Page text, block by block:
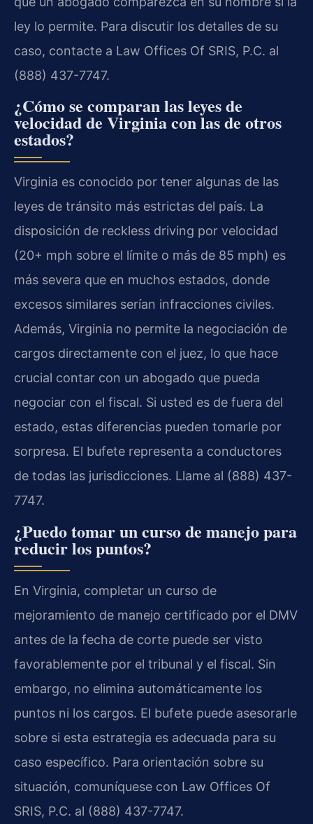
ley lo permite. Para discutir los detalles de su
caso, contacte a Law Offices Of SRIS, P.C. al
(888) 437-7747.
¿Cómo se comparan las leyes de
velocidad de Virginia con las de otros
estados?
Virginia es conocido por tener algunas de las
leyes de tránsito más estrictas del país. La
disposición de reckless driving por velocidad
(20+ mph sobre el límite o más de 85 mph) es
más severa que en muchos estados, donde
excesos similares serían infracciones civiles.
Además, Virginia no permite la negociación de
cargos directamente con el juez, lo que hace
crucial contar con un abogado que pueda
negociar con el fiscal. Si usted es de fuera del
estado, estas diferencias pueden tomarle por
sorpresa. El bufete representa a conductores
de todas las jurisdicciones. Llame al (888) 437-
7747.
¿Puedo tomar un curso de manejo para
reducir los puntos?
En Virginia, completar un curso de
mejoramiento de manejo certificado por el DMV
antes de la fecha de corte puede ser visto
favorablemente por el tribunal y el fiscal. Sin
embargo, no elimina automáticamente los
puntos ni los cargos. El bufete puede asesorarle
sobre si esta estrategia es adecuada para su
caso específico. Para orientación sobre su
situación, comuníquese con Law Offices Of
SRIS, P.C. al (888) 437-7747.